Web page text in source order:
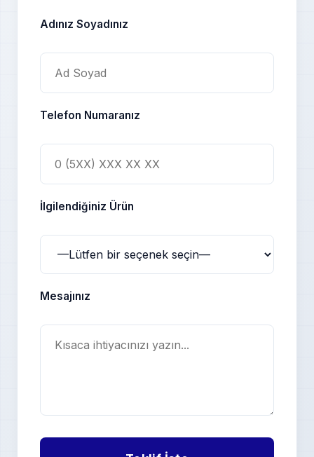
Adınız Soyadınız
Telefon Numaranız
İlgilendiğiniz Ürün
Mesajınız